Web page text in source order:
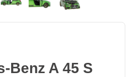
Benz A 45 S